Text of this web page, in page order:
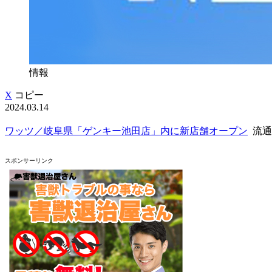
情報
X コピー
2024.03.14
ワッツ／岐阜県「ゲンキー池田店」内に新店舗オープン 流
スポンサーリンク